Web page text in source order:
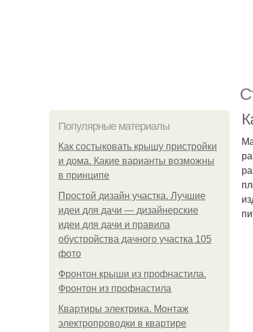
Популярные материалы
Как состыковать крышу пристройки
и дома. Какие варианты возможны
в принципе
Простой дизайн участка. Лучшие
идеи для дачи — дизайнерские
идеи для дачи и правила
обустройства дачного участка 105
фото
Фронтон крыши из профнастила.
Фронтон из профнастила
Квартиры электрика. Монтаж
электропроводки в квартире